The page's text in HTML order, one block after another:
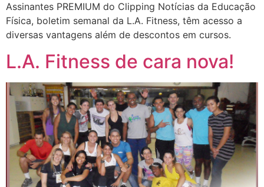
Assinantes PREMIUM do Clipping Notícias da Educação
Física, boletim semanal da L.A. Fitness, têm acesso a
diversas vantagens além de descontos em cursos.
L.A. Fitness de cara nova!